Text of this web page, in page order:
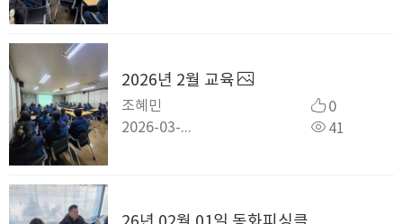
2026년 2월 교육
조혜민
0
41
2026-03-03